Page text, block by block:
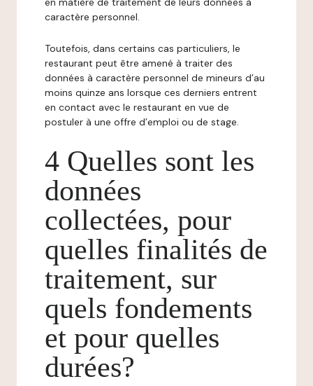
caractère personnel.
Toutefois, dans certains cas particuliers, le
restaurant peut être amené à traiter des
données à caractère personnel de mineurs d’au
moins quinze ans lorsque ces derniers entrent
en contact avec le restaurant en vue de
postuler à une offre d’emploi ou de stage.
4 Quelles sont les
données
collectées, pour
quelles finalités de
traitement, sur
quels fondements
et pour quelles
durées?